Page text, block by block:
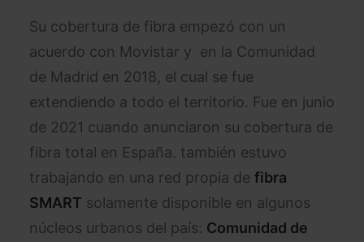
Su cobertura de fibra empezó con un
acuerdo con Movistar y en la Comunidad
de Madrid en 2018, el cual se fue
extendiendo a todo el territorio. Fue en junio
de 2021 cuando anunciaron su cobertura de
fibra total en España. también estuvo
trabajando en una red propia de fibra
SMART solamente disponible en algunos
núcleos urbanos del país: Comunidad de